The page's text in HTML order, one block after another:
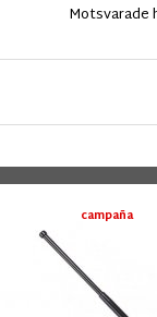
Motsvarade
campaña